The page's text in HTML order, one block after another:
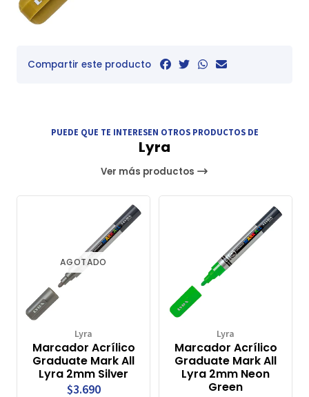
Compartir este producto
PUEDE QUE TE INTERESEN OTROS PRODUCTOS DE
Lyra
Ver más productos
AGOTADO
Lyra
Marcador Acrílico
Graduate Mark All
Lyra 2mm Silver
$3.690
Lyra
Marcador Acrílico
Graduate Mark All
Lyra 2mm Neon
Green